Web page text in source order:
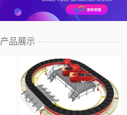
产品展示